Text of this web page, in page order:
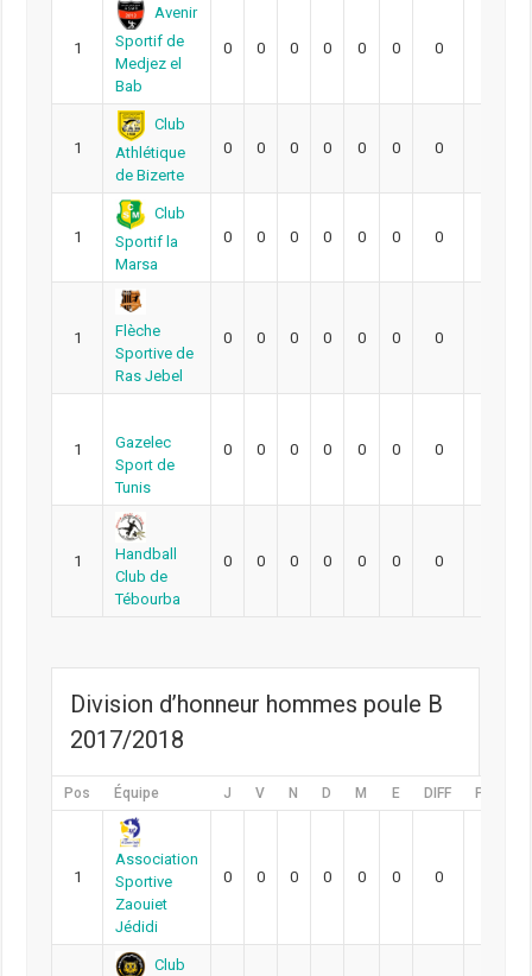
1
Avenir
Sportif de
Medjez el
Bab
0 0 0 0 0 0 0
1
Club
Athlétique
de Bizerte
0 0 0 0 0 0 0
1
Club
Sportif la
Marsa
0 0 0 0 0 0 0
1
Flèche
Sportive de
Ras Jebel
0 0 0 0 0 0 0
1
Gazelec
Sport de
Tunis
0 0 0 0 0 0 0
1
Handball
Club de
Tébourba
0 0 0 0 0 0 0
Division d’honneur hommes poule B
2017/2018
Pos Équipe J V N D M E DIFF Pts
1
Association
Sportive
Zaouiet
Jédidi
0 0 0 0 0 0 0
Club